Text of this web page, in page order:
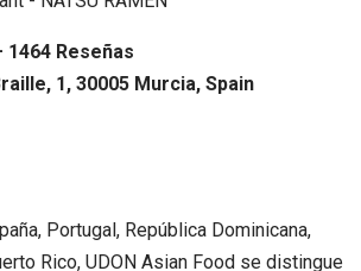
Reseñas
1, 30005 Murcia, Spain
Portugal, República Dominicana,
Rico, UDON Asian Food se distingue